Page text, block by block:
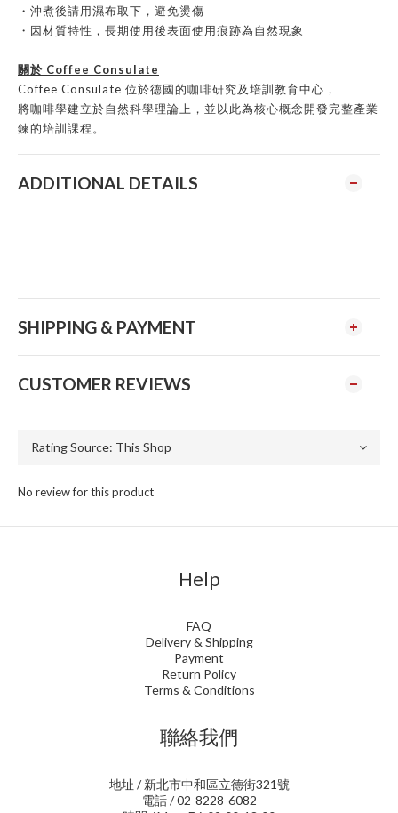
・沖煮後請用濕布取下，避免燙傷
・因材質特性，長期使用後表面使用痕跡為自然現象
關於 Coffee Consulate
Coffee Consulate 位於德國的咖啡研究及培訓教育中心 ，
將咖啡學建立於自然科學理論上 ， 並以此為核心概念開發完整產業
鍊的培訓課程。
ADDITIONAL DETAILS
SHIPPING & PAYMENT
CUSTOMER REVIEWS
No review for this product
Help
FAQ
Delivery & Shipping
Payment
Return Policy
Terms & Conditions
聯絡我們
地址 / 新北市中和區立德街321號
電話 / 02-8228-6082